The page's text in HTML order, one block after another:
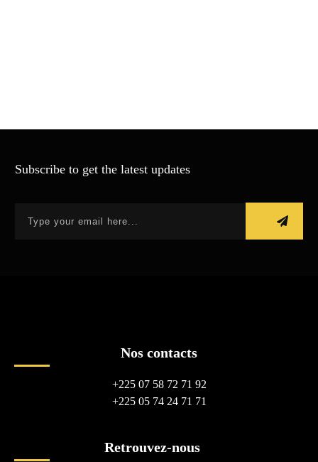
Subscribe to get the latest updates
Nos contacts
+225 07 58 72 71 92
+225 05 74 24 71 71
Retrouvez-nous